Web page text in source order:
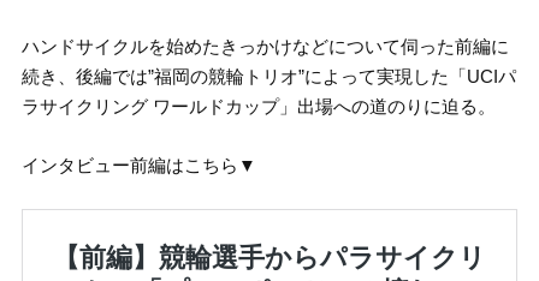
ハンドサイクルを始めたきっかけなどについて伺った前編に
続き、後編では”福岡の競輪トリオ”によって実現した「UCIパ
ラサイクリング ワールドカップ」出場への道のりに迫る。
インタビュー前編はこちら▼